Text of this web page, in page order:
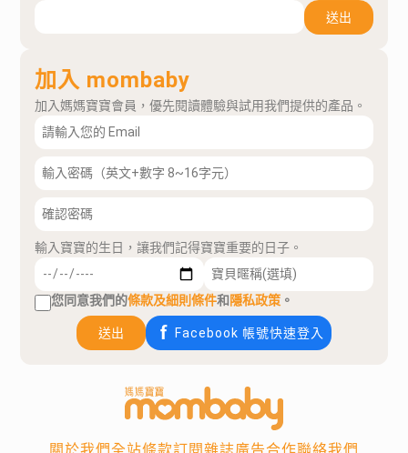
送出
加入 mombaby
加入媽媽寶寶會員，優先閱讀體驗與試用我們提供的產品。
輸入寶寶的生日，讓我們記得寶寶重要的日子。
您同意我們的條款及細則條件和隱私政策 。
送出 Facebook 帳號快速登入